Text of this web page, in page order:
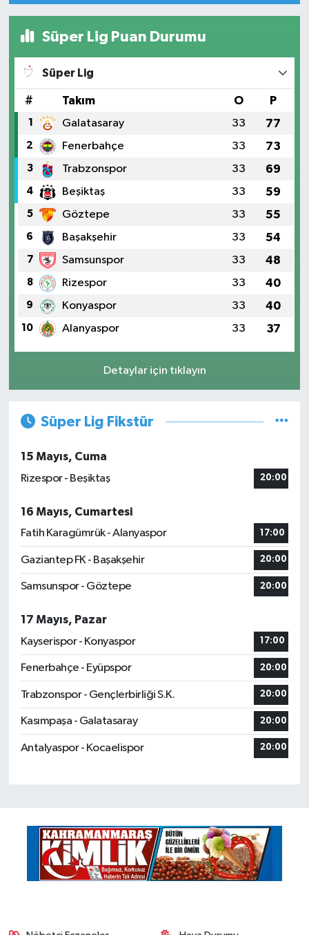
Süper Lig Puan Durumu
Süper Lig
# Takım O P
1 Galatasaray 33 77
2 Fenerbahçe 33 73
3 Trabzonspor 33 69
4 Beşiktaş 33 59
5 Göztepe 33 55
6 Başakşehir 33 54
7 Samsunspor 33 48
8 Rizespor 33 40
9 Konyaspor 33 40
10 Alanyaspor 33 37
Detaylar için tıklayın
Süper Lig Fikstür
15 Mayıs, Cuma
Rizespor - Beşiktaş
20:00
16 Mayıs, Cumartesi
Fatih Karagümrük - Alanyaspor
17:00
Gaziantep FK - Başakşehir 20:00
Samsunspor - Göztepe 20:00
17 Mayıs, Pazar
Kayserispor - Konyaspor
17:00
Fenerbahçe - Eyüpspor 20:00
Trabzonspor - Gençlerbirliği S.K. 20:00
Kasımpaşa - Galatasaray 20:00
Antalyaspor - Kocaelispor 20:00